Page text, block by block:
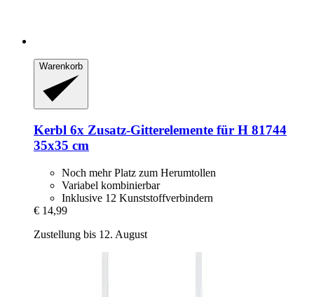
Warenkorb
Kerbl 6x Zusatz-​Gitterelemente für H 81744
35x35 cm
Noch mehr Platz zum Herumtollen
Variabel kombinierbar
Inklusive 12 Kunststoffverbindern
€ 14,99
Zustellung bis 12. August